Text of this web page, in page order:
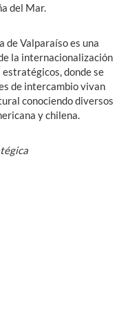
del Mar.
de Valparaíso es una
la internacionalización
donde se
de intercambio vivan
conociendo diversos
y chilena.